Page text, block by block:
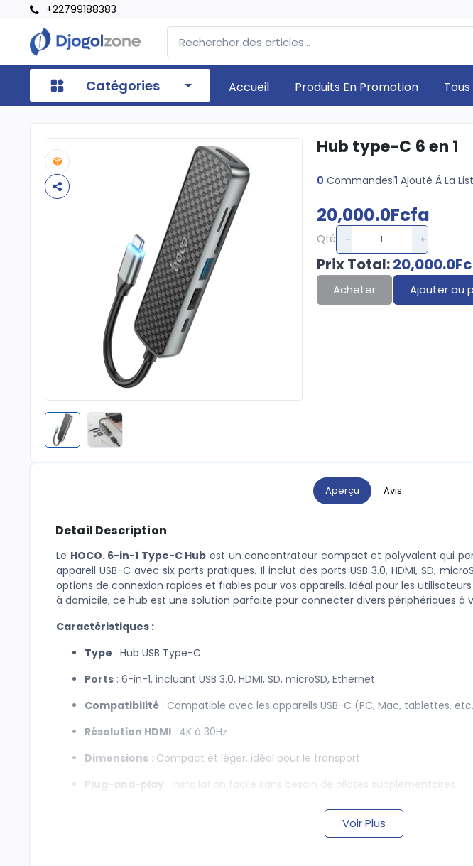
+22799188383
Catégories Accueil Produits En Promotion
Hub type-C 6 en 1
0 Commandes1 Ajouté À La
20,000.0Fcfa
Qté - +
Prix Total:
Acheter Ajouter au
Aperçu Avis
Detail Description
Le HOCO. 6-in-1 Type-C Hub est un concentrateur compact et polyvalent qui
appareil USB-C avec six ports pratiques. Il inclut des ports USB 3.0, HDMI, SD,
options de connexion rapides et fiables pour vos appareils. Idéal pour les
à domicile, ce hub est une solution parfaite pour connecter divers périphériques
Caractéristiques :
Type : Hub USB Type-C
Ports : 6-in-1, incluant USB 3.0, HDMI, SD, microSD, Ethernet
Compatibilité : Compatible avec les appareils USB-C (PC, Mac, tablettes,
Résolution HDMI : 4K à 30Hz
Dimensions : Compact et léger, idéal pour le transport
Plug-and-play : Installation facile sans besoin de pilotes supplémentaires
Voir Plus